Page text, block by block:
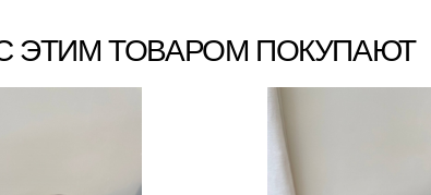
ЭТИМ ТОВАРОМ ПОКУПАЮТ